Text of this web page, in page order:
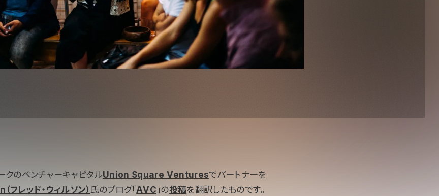
クのベンチャーキャピタルUnion Square Venturesでパートナーを
レッド・ウィルソン） 氏のブログ「AVC 」の投稿を翻訳したものです。